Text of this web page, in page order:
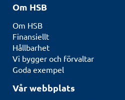
Om HSB
Om HSB
Finansiellt
Hållbarhet
Vi bygger och förvaltar
Goda exempel
Vår webbplats